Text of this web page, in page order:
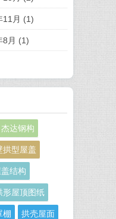
11月 (1)
8月 (1)
杰达钢构
拱型屋盖
结构
形屋顶图纸
棚 拱壳屋面